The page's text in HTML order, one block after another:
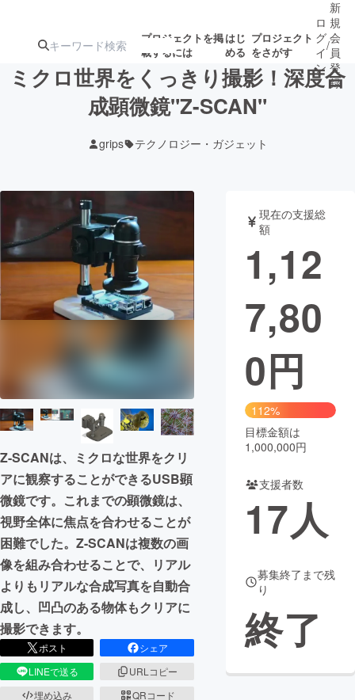
プロジェクトを掲
載するには
はじ
める
プロジェクト
をさがす
ターン
ジェクト
ロジェクト
アート・写真 音楽
テクノロジー・ガジェット ゲーム・サ
映像・映画
まちづくり・地域活性化
CAMPFIRE for Social Good CAMPFIRE Creation
CAMPFIREふるさと納税machi-ya コミュニティ
ロ
グ
イ
ン
/
新
規
会
員
登
録
ミクロ世界をくっきり撮影！深度合
成顕微鏡"Z-SCAN"
grips テクノロジー・ガジェット
Z-SCANは、ミクロな世界をクリ
アに観察することができるUSB顕
微鏡です。これまでの顕微鏡は、
視野全体に焦点を合わせることが
困難でした。Z-SCANは複数の画
像を組み合わせることで、リアル
よりもリアルな合成写真を自動合
成し、凹凸のある物体もクリアに
撮影できます。
ポスト
シェア
LINEで送る
URLコピー
埋め込み
QRコード
現在の支援総
額
1,12
7,80
0円
112%
目標金額は
1,000,000円
支援者数
17人
募集終了まで残
り
終了